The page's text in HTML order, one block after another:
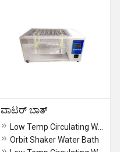
ವಾಟರ್ ಬಾತ್
Orbit Shaker Water Bath